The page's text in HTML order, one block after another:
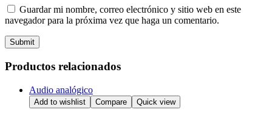
Guardar mi nombre, correo electrónico y sitio web en este
navegador para la próxima vez que haga un comentario.
Submit
Productos relacionados
Audio analógico
Add to wishlist Compare Quick view